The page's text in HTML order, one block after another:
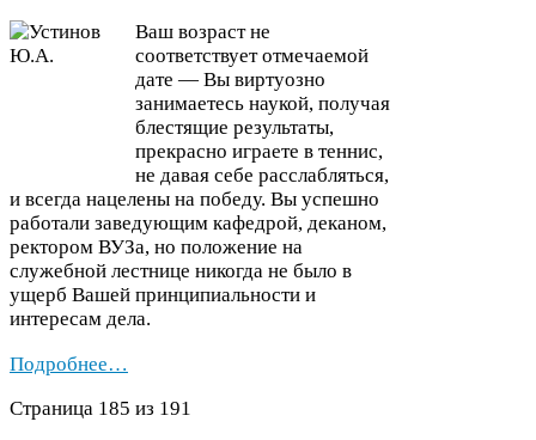
Ваш возраст не
соответствует отмечаемой
дате — Вы виртуозно
занимаетесь наукой, получая
блестящие результаты,
прекрасно играете в теннис,
не давая себе расслабляться,
и всегда нацелены на победу. Вы успешно
работали заведующим кафедрой, деканом,
ректором ВУЗа, но положение на
служебной лестнице никогда не было в
ущерб Вашей принципиальности и
интересам дела.
Подробнее…
Страница 185 из 191